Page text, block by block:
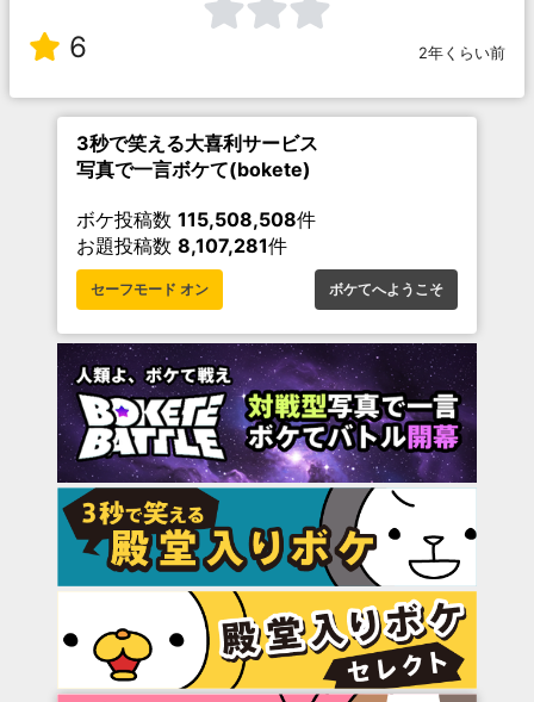
6 2年くらい前
3秒で笑える大喜利サービス
写真で一言ボケて(bokete)
ボケ投稿数 115,508,508件
お題投稿数 8,107,281件
セーフモード オン ボケてへようこそ